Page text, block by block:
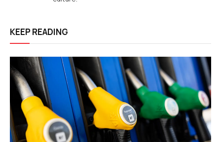
KEEP READING